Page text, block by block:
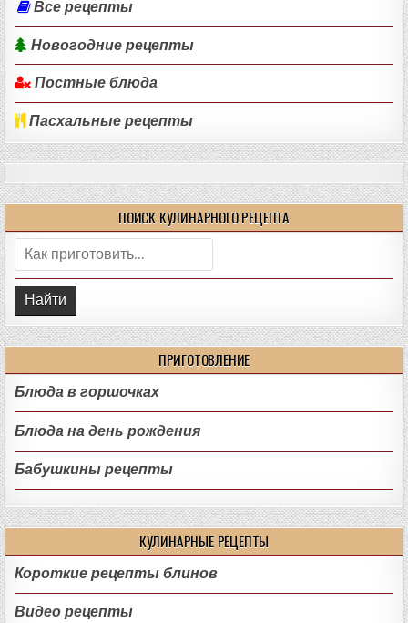
Все рецепты
Новогодние рецепты
Постные блюда
Пасхальные рецепты
ПОИСК КУЛИНАРНОГО РЕЦЕПТА
Поиск:
ПРИГОТОВЛЕНИЕ
Блюда в горшочках
Блюда на день рождения
Бабушкины рецепты
КУЛИНАРНЫЕ РЕЦЕПТЫ
Короткие рецепты блинов
Видео рецепты